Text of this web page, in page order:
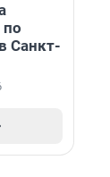
Санкт-